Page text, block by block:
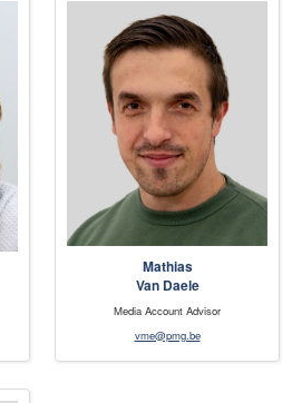
Mathias
Van Daele
Media Account Advisor
vme@pmg.be